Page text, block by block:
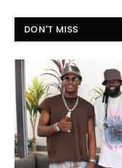
DON'T MISS